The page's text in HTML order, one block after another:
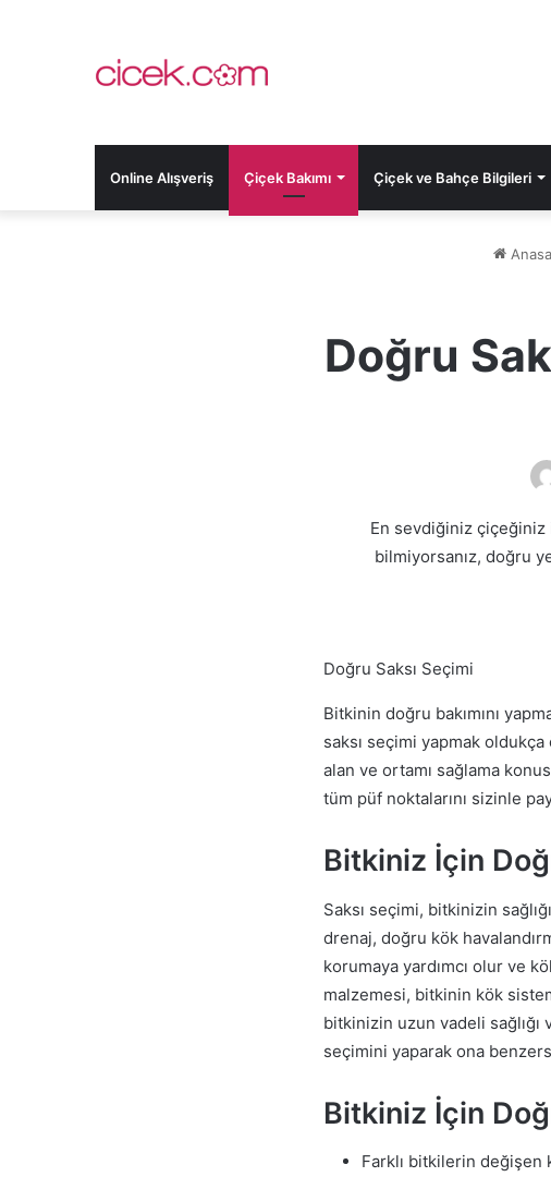
Online Alışveriş Çiçek Bakımı Çiçek ve Bahçe Bilgileri
Doğru
En sevdiğiniz çiçeğiniz
bilmiyorsanız, doğru
Doğru Saksı Seçimi
Bitkinin doğru bakımını
saksı seçimi yapmak
alan ve ortamı sağlama
tüm püf noktalarını sizinle
Bitkiniz İçin
Saksı seçimi, bitkinizin
drenaj, doğru kök
korumaya yardımcı olur ve
malzemesi, bitkinin kök
bitkinizin uzun vadeli sağlığı
seçimini yaparak ona
Bitkiniz İçin
Farklı bitkilerin